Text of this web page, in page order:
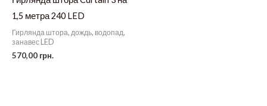
1,5 метра 240 LED
Гирлянда штора, дождь, водопад,
занавес LED
570,00 грн.